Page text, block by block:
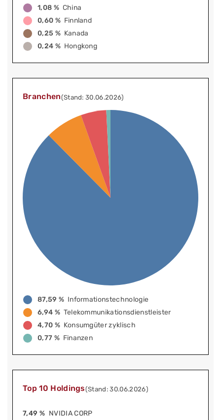
1,08 % China
0,60 % Finnland
0,25 % Kanada
0,24 % Hongkong
Branchen(Stand: 30.06.2026)
87,59 % Informationstechnologie
6,94 % Telekommunikationsdienstleister
4,70 % Konsumgüter zyklisch
0,77 % Finanzen
Top 10 Holdings(Stand: 30.06.2026)
7,49 % NVIDIA CORP